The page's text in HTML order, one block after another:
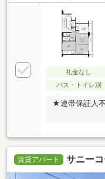
礼金なし
バス・トイレ別
★連帯保証人
賃貸アパート サニー